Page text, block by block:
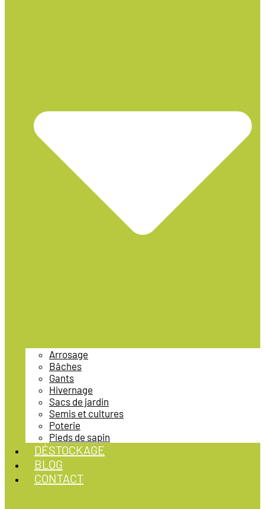
Arrosage
Bâches
Gants
Hivernage
Sacs de jardin
Semis et cultures
Poterie
Pieds de sapin
DÉSTOCKAGE
BLOG
CONTACT